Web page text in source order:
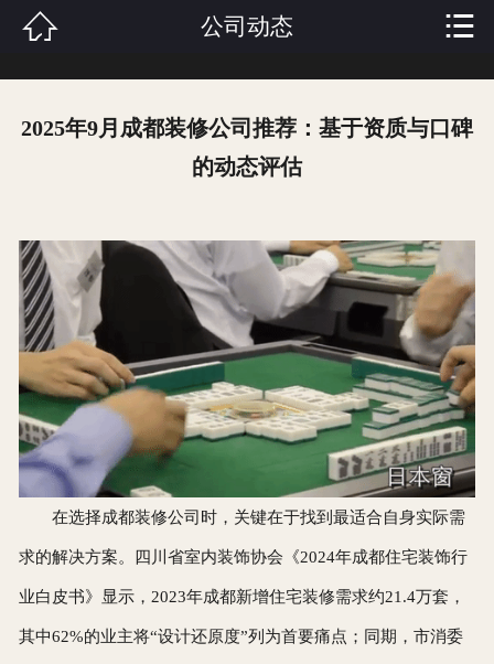
关于我们
产品中心
成功案例
功能介绍
人才招聘
联系我们
在线留言
 公司动态 
2025年9月成都装修公司推荐：基于资质与口碑
的动态评估
在选择成都装修公司时，关键在于找到最适合自身实际需
求的解决方案。四川省室内装饰协会《2024年成都住宅装饰行
业白皮书》显示，2023年成都新增住宅装修需求约21.4万套，
其中62%的业主将“设计还原度”列为首要痛点；同期，市消委